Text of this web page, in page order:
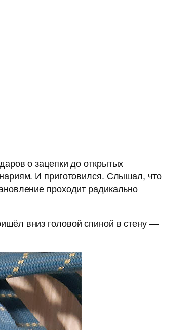
о зацепки до открытых
И приготовился. Слышал, что
проходит радикально
вниз головой спиной в стену —